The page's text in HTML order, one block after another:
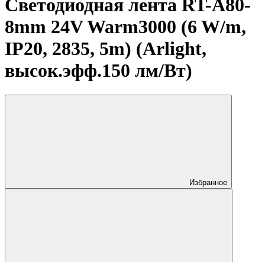
Светодиодная лента RT-A80-
8mm 24V Warm3000 (6 W/m,
IP20, 2835, 5m) (Arlight,
высок.эфф.150 лм/Вт)
Избранное